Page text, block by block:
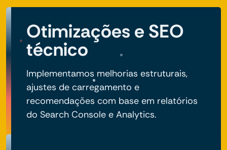
Otimizações e SEO
técnico
Implementamos melhorias estruturais,
ajustes de carregamento e
recomendações com base em relatórios
do Search Console e Analytics.